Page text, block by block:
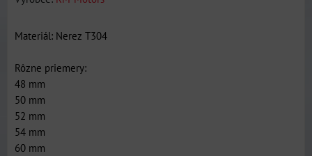
Materiál: Nerez T304
Rôzne priemery:
48 mm
50 mm
52 mm
54 mm
60 mm